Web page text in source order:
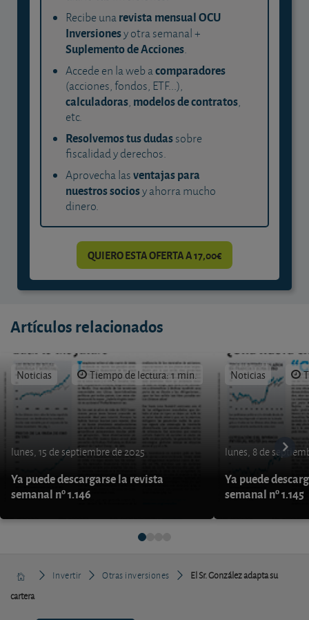
Recibe unarevista mensual OCU
Inversionesy otra semanal +
Suplemento de Acciones.
Accede en la web acomparadores
(acciones, fondos, ETF...),
calculadoras, modelos de contratos,
etc.
Resolvemos tus dudassobre
fiscalidad y derechos.
Aprovecha lasventajas para
nuestros sociosy ahorra mucho
dinero.
QUIERO ESTA OFERTA A 17,00€
Artículos relacionados
Noticias Tiempo de lectura: 1 min.
lunes, 15 de septiembre de 2025
Ya puede descargarse la revista
semanal nº 1.146
Noticias
lunes, 8 de
Ya puede
semanal nº 1.145
Invertir Otras inversiones
El Sr. González adapta su
cartera